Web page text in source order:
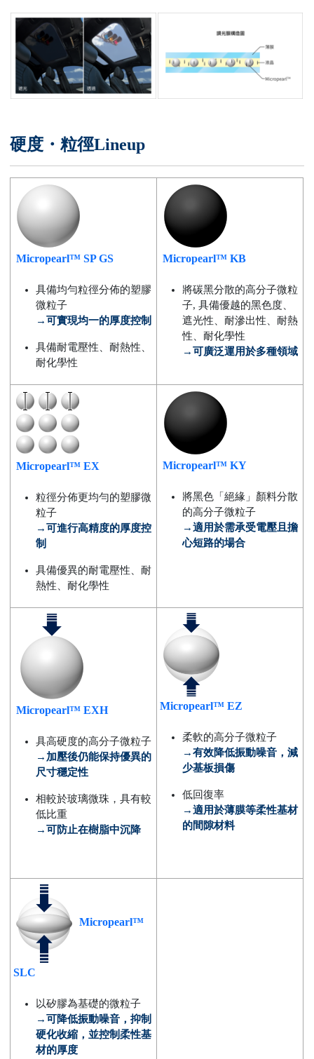
硬度・粒徑Lineup
Micropearl™ SP GS
具備均勻粒徑分佈的塑膠
微粒子
→可實現均一的厚度控制
具備耐電壓性、耐熱性、
耐化學性
Micropearl™ KB
將碳黑分散的高分子微粒
子, 具備優越的黑色度、
遮光性、耐滲出性、耐熱
性、耐化學性
→可廣泛運用於多種領域
Micropearl™ EX
粒徑分佈更均勻的塑膠微
粒子
→可進行高精度的厚度控
制
具備優異的耐電壓性、耐
熱性、耐化學性
Micropearl™ KY
將黑色「絕緣」顏料分散
的高分子微粒子
→適用於需承受電壓且擔
心短路的場合
Micropearl™ EXH
具高硬度的高分子微粒子
→加壓後仍能保持優異的
尺寸穩定性
相較於玻璃微珠，具有較
低比重
→可防止在樹脂中沉降
Micropearl™ EZ
柔軟的高分子微粒子
→有效降低振動噪音，減
少基板損傷
低回復率
→適用於薄膜等柔性基材
的間隙材料
Micropearl™
SLC
以矽膠為基礎的微粒子
→可降低振動噪音，抑制
硬化收縮，並控制柔性基
材的厚度